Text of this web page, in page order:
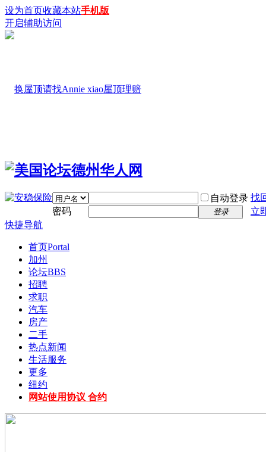
设为首页收藏本站手机版
开启辅助访问
自动登录 找
密码
登录
立
快捷导航
首页Portal
加州
论坛BBS
招聘
求职
汽车
房产
二手
热点新闻
生活服务
更多
纽约
网站使用协议 合约